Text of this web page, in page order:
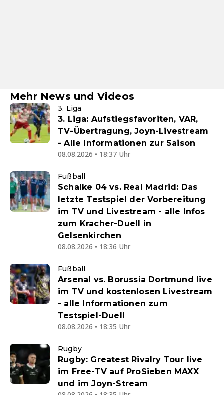
Mehr News und Videos
3. Liga
3. Liga: Aufstiegsfavoriten, VAR,
TV-Übertragung, Joyn-Livestream
- Alle Informationen zur Saison
08.08.2026 • 18:37 Uhr
Fußball
Schalke 04 vs. Real Madrid: Das
letzte Testspiel der Vorbereitung
im TV und Livestream - alle Infos
zum Kracher-Duell in
Gelsenkirchen
08.08.2026 • 18:36 Uhr
Fußball
Arsenal vs. Borussia Dortmund live
im TV und kostenlosen Livestream
- alle Informationen zum
Testspiel-Duell
08.08.2026 • 18:35 Uhr
Rugby
Rugby: Greatest Rivalry Tour live
im Free-TV auf ProSieben MAXX
und im Joyn-Stream